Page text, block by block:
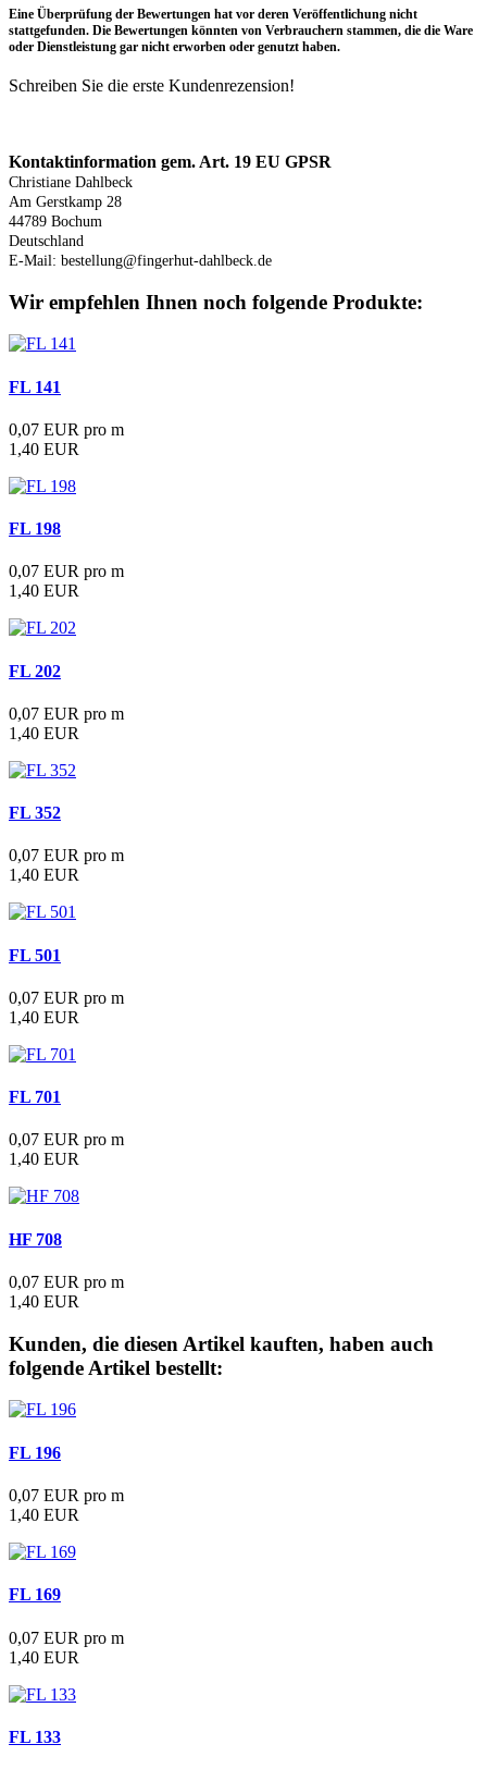
Eine Überprüfung der Bewertungen hat vor deren Veröffentlichung nicht
stattgefunden. Die Bewertungen könnten von Verbrauchern stammen, die die Ware
oder Dienstleistung gar nicht erworben oder genutzt haben.
Schreiben Sie die erste Kundenrezension!
Kontaktinformation gem. Art. 19 EU GPSR
Christiane Dahlbeck
Am Gerstkamp 28
44789 Bochum
Deutschland
E-Mail: bestellung@fingerhut-dahlbeck.de
Wir empfehlen Ihnen noch folgende Produkte:
FL 141
0,07 EUR pro m
1,40 EUR
FL 198
0,07 EUR pro m
1,40 EUR
FL 202
0,07 EUR pro m
1,40 EUR
FL 352
0,07 EUR pro m
1,40 EUR
FL 501
0,07 EUR pro m
1,40 EUR
FL 701
0,07 EUR pro m
1,40 EUR
HF 708
0,07 EUR pro m
1,40 EUR
Kunden, die diesen Artikel kauften, haben auch
folgende Artikel bestellt:
FL 196
0,07 EUR pro m
1,40 EUR
FL 169
0,07 EUR pro m
1,40 EUR
FL 133